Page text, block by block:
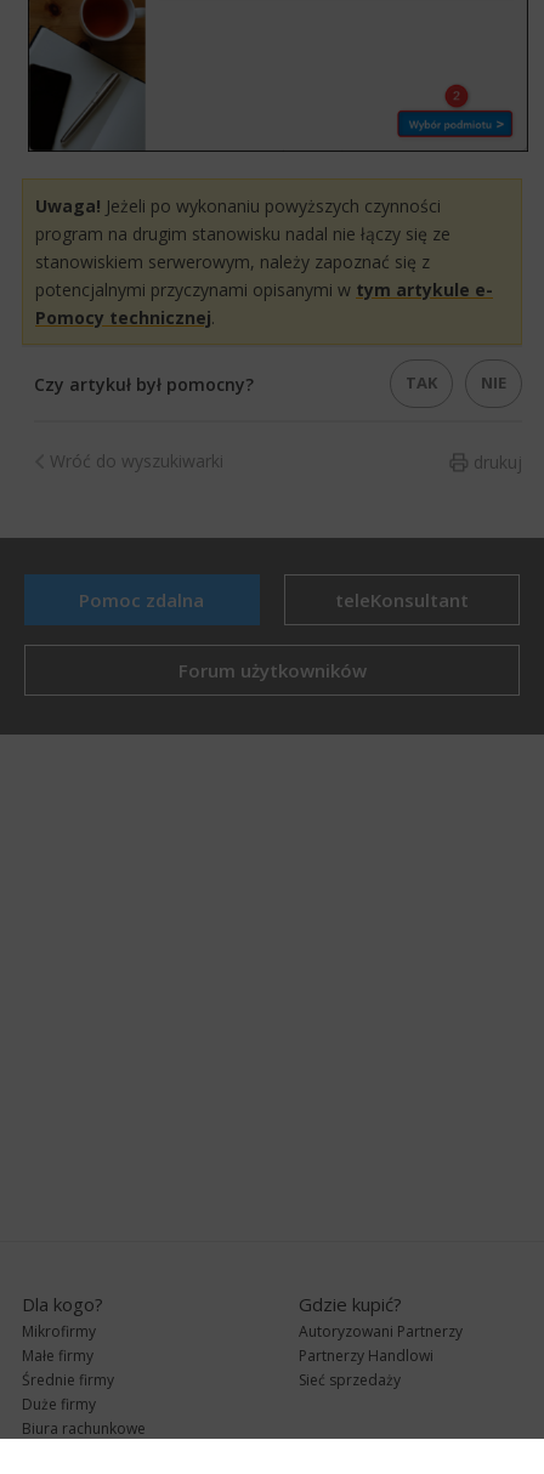
​Uwaga! Jeżeli po wykonaniu powyższych czynności
program na drugim stanowisku nadal nie łączy się ze
stanowiskiem serwerowym, należy zapoznać się z
potencjalnymi przyczynami opisanymi w tym artykule e-
Pomocy technicznej​.
Czy artykuł był pomocny? TAK NIE
drukuj
Wróć do wyszukiwarki
Pomoc zdalna teleKonsultant
Forum użytkowników
Dla kogo?
Mikrofirmy
Małe firmy
Średnie firmy
Duże firmy
Biura rachunkowe
Gdzie kupić?
Autoryzowani Partnerzy
Partnerzy Handlowi
Sieć sprzedaży